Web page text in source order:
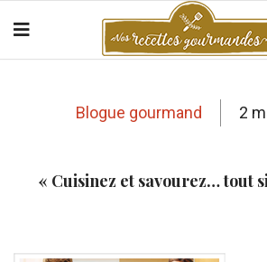
Blogue gourmand 2
« Cuisinez et savourez… tout